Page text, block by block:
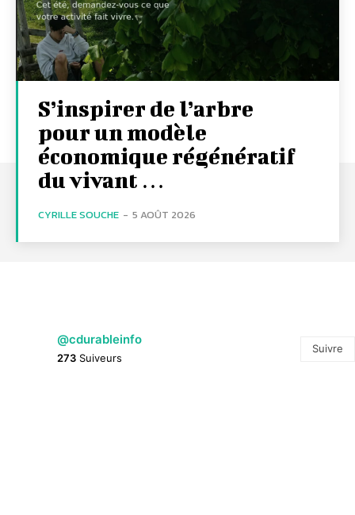
S’inspirer de l’arbre
pour un modèle
économique régénératif
du vivant …
CYRILLE SOUCHE - 5 AOÛT 2026
@cdurableinfo
273 Suiveurs
Suivre